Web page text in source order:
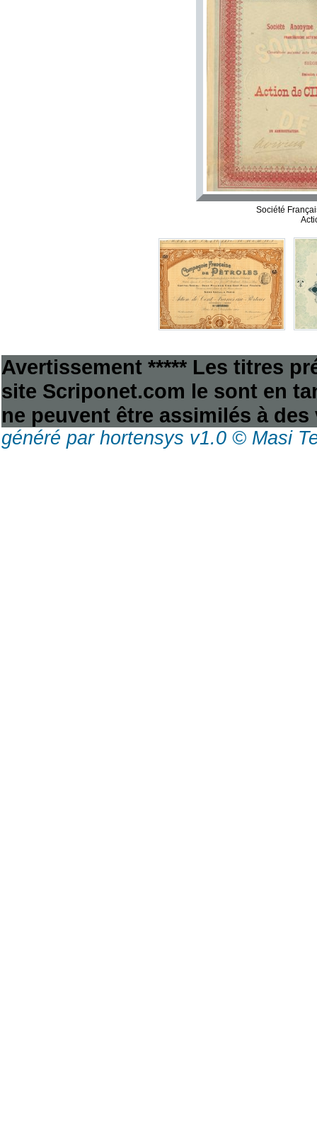
Société
Avertissement ***** Les titres
site Scriponet.com le sont en
ne peuvent être assimilés à
généré par hortensys v1.0 © Masi